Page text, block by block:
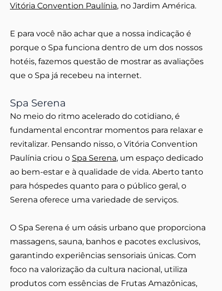
Vitória Convention Paulínia, no Jardim América.
E para você não achar que a nossa indicação é
porque o Spa funciona dentro de um dos nossos
hotéis, fazemos questão de mostrar as avaliações
que o Spa já recebeu na internet.
Spa Serena
No meio do ritmo acelerado do cotidiano, é
fundamental encontrar momentos para relaxar e
revitalizar. Pensando nisso, o Vitória Convention
Paulínia criou o Spa Serena, um espaço dedicado
ao bem-estar e à qualidade de vida. Aberto tanto
para hóspedes quanto para o público geral, o
Serena oferece uma variedade de serviços.
O Spa Serena é um oásis urbano que proporciona
massagens, sauna, banhos e pacotes exclusivos,
garantindo experiências sensoriais únicas. Com
foco na valorização da cultura nacional, utiliza
produtos com essências de Frutas Amazônicas,